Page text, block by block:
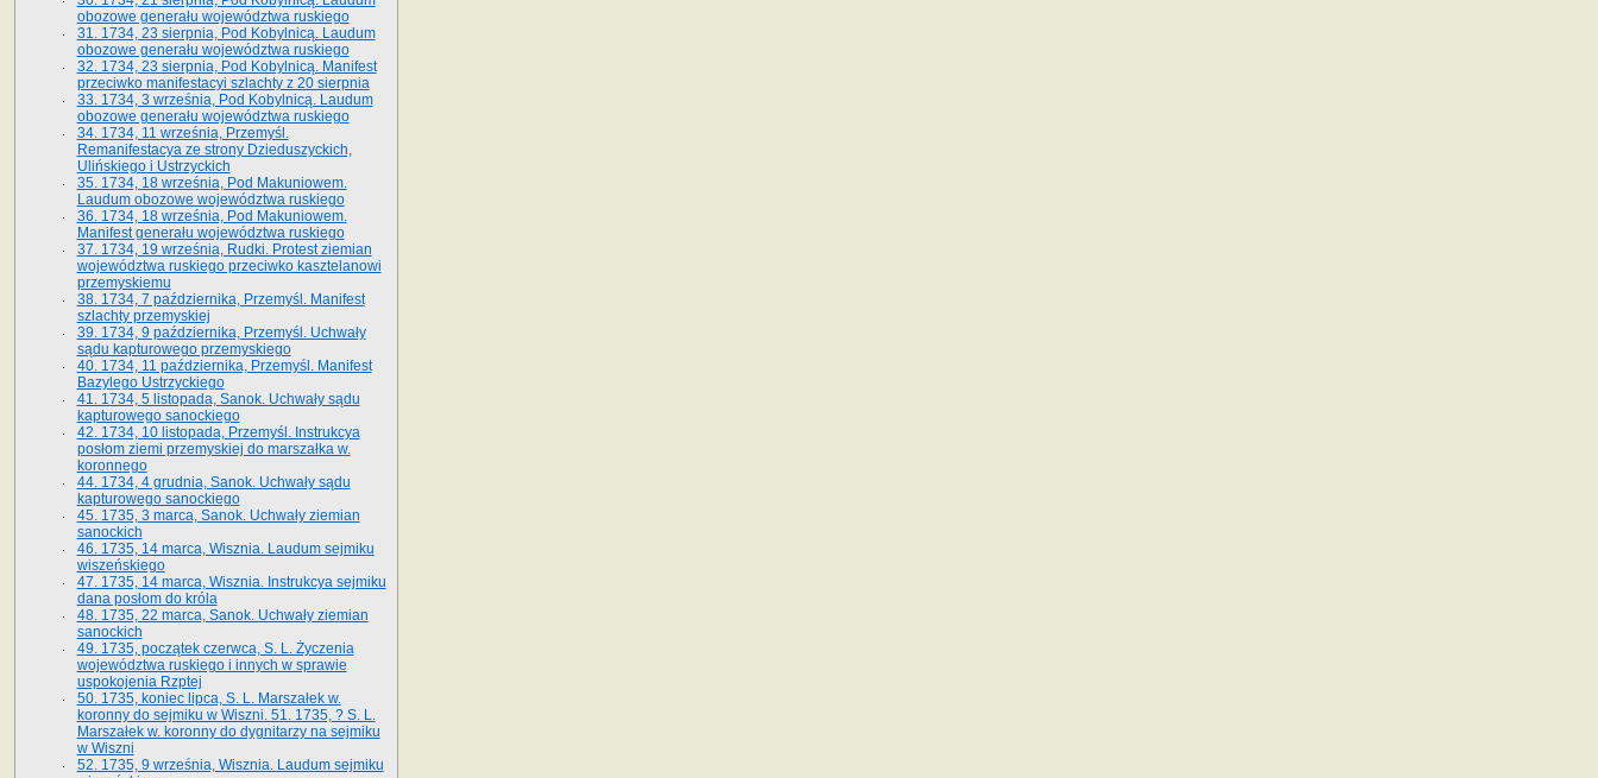
obozowe generału województwa ruskiego
31. 1734, 23 sierpnia, Pod Kobylnicą. Laudum
obozowe generału województwa ruskiego
32. 1734, 23 sierpnia, Pod Kobylnicą. Manifest
przeciwko manifestacyi szlachty z 20 sierpnia
33. 1734, 3 września, Pod Kobylnicą. Laudum
obozowe generału województwa ruskiego
34. 1734, 11 września, Przemyśl.
Remanifestacya ze strony Dzieduszyckich,
Ulińskiego i Ustrzyckich
35. 1734, 18 września, Pod Makuniowem.
Laudum obozowe województwa ruskiego
36. 1734, 18 września, Pod Makuniowem.
Manifest generału województwa ruskiego
37. 1734, 19 września, Rudki. Protest ziemian
województwa ruskiego przeciwko kasztelanowi
przemyskiemu
38. 1734, 7 października, Przemyśl. Manifest
szlachty przemyskiej
39. 1734, 9 października, Przemyśl. Uchwały
sądu kapturowego przemyskiego
40. 1734, 11 października, Przemyśl. Manifest
Bazylego Ustrzyckiego
41. 1734, 5 listopada, Sanok. Uchwały sądu
kapturowego sanockiego
42. 1734, 10 listopada, Przemyśl. Instrukcya
posłom ziemi przemyskiej do marszałka w.
koronnego
44. 1734, 4 grudnia, Sanok. Uchwały sądu
kapturowego sanockiego
45. 1735, 3 marca, Sanok. Uchwały ziemian
sanockich
46. 1735, 14 marca, Wisznia. Laudum sejmiku
wiszeńskiego
47. 1735, 14 marca, Wisznia. Instrukcya sejmiku
dana posłom do króla
48. 1735, 22 marca, Sanok. Uchwały ziemian
sanockich
49. 1735, początek czerwca, S. L. Życzenia
województwa ruskiego i innych w sprawie
uspokojenia Rzptej
50. 1735, koniec lipca, S. L. Marszałek w.
koronny do sejmiku w Wiszni. 51. 1735, ? S. L.
Marszałek w. koronny do dygnitarzy na sejmiku
w Wiszni
52. 1735, 9 września, Wisznia. Laudum sejmiku